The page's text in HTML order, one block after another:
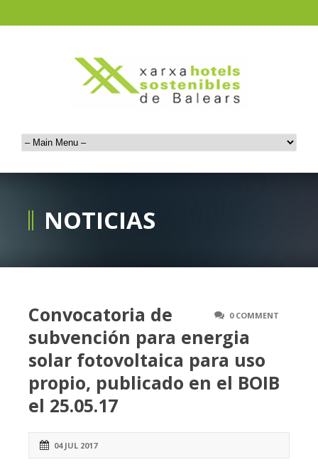
NOTICIAS
0 COMMENT
Convocatoria de
subvención para energia
solar fotovoltaica para uso
propio, publicado en el BOIB
el 25.05.17
04 JUL 2017